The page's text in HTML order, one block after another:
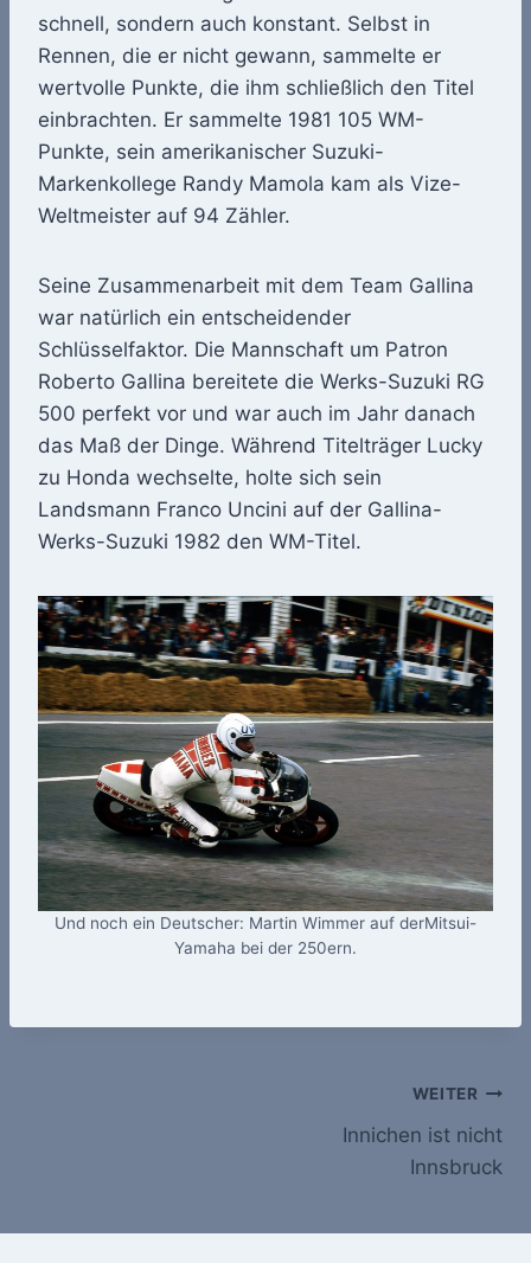
schnell, sondern auch konstant. Selbst in
Rennen, die er nicht gewann, sammelte er
wertvolle Punkte, die ihm schließlich den Titel
einbrachten. Er sammelte 1981 105 WM-
Punkte, sein amerikanischer Suzuki-
Markenkollege Randy Mamola kam als Vize-
Weltmeister auf 94 Zähler.
Seine Zusammenarbeit mit dem Team Gallina
war natürlich ein entscheidender
Schlüsselfaktor. Die Mannschaft um Patron
Roberto Gallina bereitete die Werks-Suzuki RG
500 perfekt vor und war auch im Jahr danach
das Maß der Dinge. Während Titelträger Lucky
zu Honda wechselte, holte sich sein
Landsmann Franco Uncini auf der Gallina-
Werks-Suzuki 1982 den WM-Titel.
Und noch ein Deutscher: Martin Wimmer auf derMitsui-
Yamaha bei der 250ern.
WEITER
Innichen ist nicht
Innsbruck